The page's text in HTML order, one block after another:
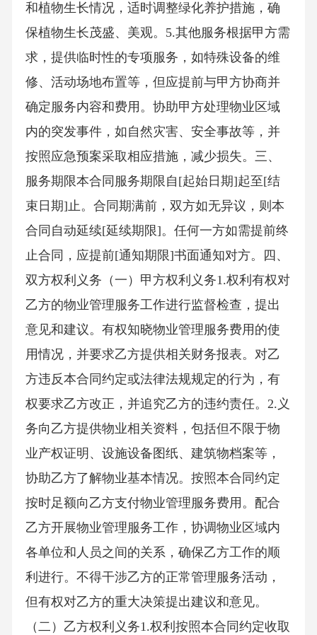
和植物生长情况，适时调整绿化养护措施，确
保植物生长茂盛、美观。5.其他服务根据甲方需
求，提供临时性的专项服务，如特殊设备的维
修、活动场地布置等，但应提前与甲方协商并
确定服务内容和费用。协助甲方处理物业区域
内的突发事件，如自然灾害、安全事故等，并
按照应急预案采取相应措施，减少损失。三、
服务期限本合同服务期限自[起始日期]起至[结
束日期]止。合同期满前，双方如无异议，则本
合同自动延续[延续期限]。任何一方如需提前终
止合同，应提前[通知期限]书面通知对方。四、
双方权利义务（一）甲方权利义务1.权利有权对
乙方的物业管理服务工作进行监督检查，提出
意见和建议。有权知晓物业管理服务费用的使
用情况，并要求乙方提供相关财务报表。对乙
方违反本合同约定或法律法规规定的行为，有
权要求乙方改正，并追究乙方的违约责任。2.义
务向乙方提供物业相关资料，包括但不限于物
业产权证明、设施设备图纸、建筑物档案等，
协助乙方了解物业基本情况。按照本合同约定
按时足额向乙方支付物业管理服务费用。配合
乙方开展物业管理服务工作，协调物业区域内
各单位和人员之间的关系，确保乙方工作的顺
利进行。不得干涉乙方的正常管理服务活动，
但有权对乙方的重大决策提出建议和意见。
（二）乙方权利义务1.权利按照本合同约定收取